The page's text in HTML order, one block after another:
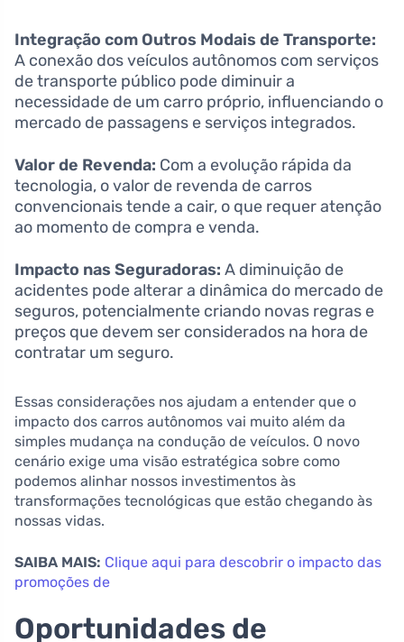
Integração com Outros Modais de Transporte:
A conexão dos veículos autônomos com serviços
de transporte público pode diminuir a
necessidade de um carro próprio, influenciando o
mercado de passagens e serviços integrados.
Valor de Revenda: Com a evolução rápida da
tecnologia, o valor de revenda de carros
convencionais tende a cair, o que requer atenção
ao momento de compra e venda.
Impacto nas Seguradoras: A diminuição de
acidentes pode alterar a dinâmica do mercado de
seguros, potencialmente criando novas regras e
preços que devem ser considerados na hora de
contratar um seguro.
Essas considerações nos ajudam a entender que o
impacto dos carros autônomos vai muito além da
simples mudança na condução de veículos. O novo
cenário exige uma visão estratégica sobre como
podemos alinhar nossos investimentos às
transformações tecnológicas que estão chegando às
nossas vidas.
SAIBA MAIS: Clique aqui para descobrir o impacto das
promoções de
Oportunidades de